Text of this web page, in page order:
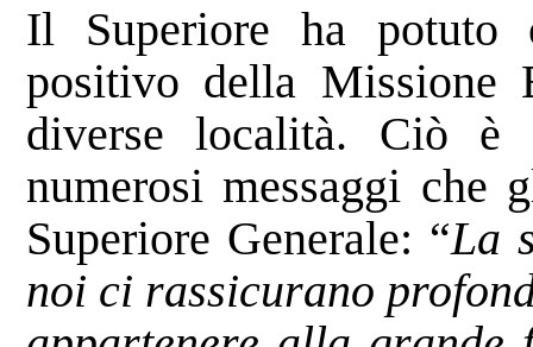
Il Superiore ha potuto
positivo della Missione
diverse località. Ciò è
numerosi messaggi che
Superiore Generale: “La
noi ci rassicurano